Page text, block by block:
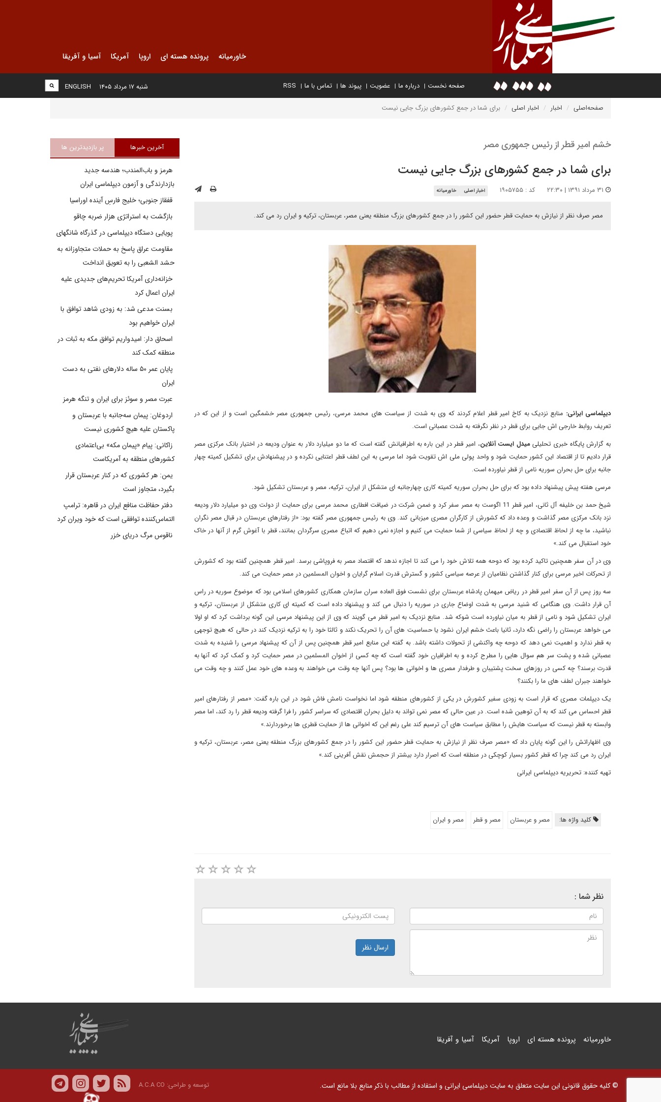
خاورمیانه پرونده هسته ای اروپا آمریکا آسیا و آفریقا
صفحه نخست درباره ما عضویت پیوند ها تماس با ما RSS
ENGLISH شنبه ۱۷ مرداد ۱۴۰۵
صفحه‌اصلی اخبار اخبار اصلی برای شما در جمع کشورهای بزرگ جایی نیست
خشم امیر قطر از رئیس جمهوری مصر
برای شما در جمع کشورهای بزرگ جایی نیست
کد : ۱۹۰۵۷۵۵ اخبار اصلی خاورمیانه
مصر صرف نظر از نیازش به حمایت قطر حضور این کشور را در جمع کشورهای بزرگ منطقه یعنی مصر، عربستان، ترکیه و ایران رد می کند.
دیپلماسی ایرانی: منابع نزدیک به کاخ امیر قطر اعلام کردند که وی به شدت از سیاست های محمد مرسی، رئیس جمهوری مصر خشمگین است و از این که در
تعریف روابط خارجی اش جایی برای قطر در نظر نگرفته به شدت عصبانی است.
به گزارش پایگاه خبری تحلیلیمیدل ایست آنلاین، امیر قطر در این باره به اطرافیانش گفته است که ما دو میلیارد دلار به عنوان ودیعه در اختیار بانک مرکزی مصر
قرار دادیم تا از اقتصاد این کشور حمایت شود و واحد پولی ملی اش تقویت شود اما مرسی به این لطف قطر اعتنایی نکرده و در پیشنهادش برای تشکیل کمیته چهار
جانبه برای حل بحران سوریه نامی از قطر نیاورده است.
مرسی هفته پیش پیشنهاد داده بود که برای حل بحران سوریه کمیته کاری چهارجانبه ای متشکل از ایران، ترکیه، مصر و عربستان تشکیل شود.
شیخ حمد بن خلیفه آل ثانی، امیر قطر 11 اگوست به مصر سفر کرد و ضمن شرکت در ضیافت افطاری محمد مرسی برای حمایت از دولت وی دو میلیارد دلار ودیعه
نزد بانک مرکزی مصر گذاشت و وعده داد که کشورش از کارگران مصری میزبانی کند. وی به رئیس جمهوری مصر گفته بود: «از رفتارهای عربستان در قبال مصر نگران
نباشید، ما چه از لحاظ اقتصادی و چه از لحاظ سیاسی از شما حمایت می کنیم و اجازه نمی دهیم که اتباع مصری سرگردان بمانند، قطر با آغوش گرم از آنها در خاک
خود استقبال می کند.»
وی در آن سفر همچنین تاکید کرده بود که دوحه همه تلاش خود را می کند تا اجازه ندهد که اقتصاد مصر به فروپاشی برسد. امیر قطر همچنین گفته بود که کشورش
از تحرکات اخیر مرسی برای کنار گذاشتن نظامیان از عرصه سیاسی کشور و گسترش قدرت اسلام گرایان و اخوان المسلمین در مصر حمایت می کند.
سه روز پس از آن سفر امیر قطر در ریاض میهمان پادشاه عربستان برای نشست فوق العاده سران سازمان همکاری کشورهای اسلامی بود که موضوع سوریه در راس
آن قرار داشت. وی هنگامی که شنید مرسی به شدت اوضاع جاری در سوریه را دنبال می کند و پیشنهاد داده است که کمیته ای کاری متشکل از عربستان، ترکیه و
ایران تشکیل شود و نامی از قطر به میان نیاورده است شوکه شد. منابع نزدیک به امیر قطر می گویند که وی از این پیشنهاد مرسی این گونه برداشت کرد که او اولا
می خواهد عربستان را راضی نگه دارد، ثانیا باعث خشم ایران نشود یا حساسیت های آن را تحریک نکند و ثالثا خود را به ترکیه نزدیک کند در حالی که هیچ توجهی
به قطر ندارد و اهمیت نمی دهد که دوحه چه واکنشی از تحولات داشته باشد. به گفته این منابع امیر قطر همچنین پس از آن که پیشنهاد مرسی را شنیده به شدت
عصبانی شده و پشت سر هم سوال هایی را مطرح کرده و به اطرافیان خود گفته است که چه کسی از اخوان المسلمین در مصر حمایت کرد و کمک کرد که آنها به
قدرت برسند؟ چه کسی در روزهای سخت پشتیبان و طرفدار مصری ها و اخوانی ها بود؟ پس آنها چه وقت می خواهند به وعده های خود عمل کنند و چه وقت می
خواهند جبران لطف های ما را بکنند؟
یک دیپلمات مصری که قرار است به زودی سفیر کشورش در یکی از کشورهای منطقه شود اما نخواست نامش فاش شود در این باره گفت: «مصر از رفتارهای امیر
قطر احساس می کند که به آن توهین شده است. در عین حالی که مصر نمی تواند به دلیل بحران اقتصادی که سراسر کشور را فرا گرفته ودیعه قطر را رد کند، اما مصر
وابسته به قطر نیست که سیاست هایش را مطابق سیاست های آن ترسیم کند علی رغم این که اخوانی ها از حمایت قطری ها برخوردارند.»
وی اظهاراتش را این گونه پایان داد که «مصر صرف نظر از نیازش به حمایت قطر حضور این کشور را در جمع کشورهای بزرگ منطقه یعنی مصر، عربستان، ترکیه و
ایران رد می کند چرا که قطر کشور بسیار کوچکی در منطقه است که اصرار دارد بیشتر از حجمش نقش آفرینی کند.»
تهیه کننده: تحریریه دیپلماسی ایرانی
کلید واژه ها: مصر و عربستان مصر و قطر مصر و ايران
نظر شما :
ارسال نظر
آخرین خبرها پر بازدیدترین ها
هرمز و باب‌المندب؛ هندسه جدید
بازدارندگی و آزمون دیپلماسی ایران
قفقاز جنوبی؛ خلیج فارسِ آینده اوراسیا
بازگشت به استراتژی هزار ضربه چاقو
پویایی دستگاه دیپلماسی در گذرگاه شانگهای
مقاومت عراق پاسخ به حملات متجاوزانه به
حشد الشعبی را به تعویق انداخت
خزانه‌داری آمریکا تحریم‌های جدیدی علیه
ایران اعمال کرد
بسنت مدعی شد: به زودی شاهد توافق با
ایران خواهیم بود
اسحاق دار: امیدواریم توافق مکه به ثبات در
منطقه کمک کند
پایان عمر ۵۰ ساله دلارهای نفتی به دست
ایران
عبرت مصر و سوئز برای ایران و تنگه هرمز
اردوغان: پیمان سه‌جانبه با عربستان و
پاکستان علیه هیچ کشوری نیست
زاکانی: پیام «پیمان مکه» بی‌اعتمادی
کشورهای منطقه به آمریکاست
یمن: هر کشوری که در کنار عربستان قرار
بگیرد، متجاوز است
دفتر حفاظت منافع ایران در قاهره: ترامپ
التماس‌کننده توافقی است که خود ویران کرد
ناقوس مرگ دریای خزر
خاورمیانه پرونده هسته ای اروپا آمریکا آسیا و آفریقا
© کلیه حقوق قانونی این سایت متعلق به سایت دیپلماسی ایرانی و استفاده از مطالب با ذکر منابع بلا مانع است. توسعه و طراحی: A.C.A CO